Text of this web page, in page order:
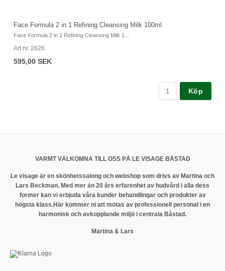
Face Formula 2 in 1 Refining Cleansing Milk 100ml
Face Formula 2 in 1 Refining Cleansing Milk 1...
Art nr. 2626
595,00 SEK
Köp
VARMT VÄLKOMNA TILL OSS PÅ LE VISAGE BÅSTAD
Le visage är en skönhetssalong och webshop som drivs av Martina och
Lars Beckman. Med mer än 20 års erfarenhet av hudvård i alla dess
former kan vi erbjuda våra kunder behandlingar och produkter av
högsta klass.Här kommer ni att mötas av professionell personal i en
harmonisk och avkopplande miljö i centrala Båstad.
Martina & Lars